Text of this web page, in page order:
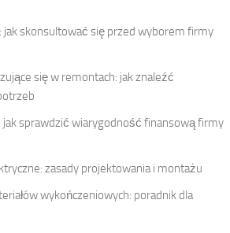
jak skonsultować się przed wyborem firmy
się w remontach: jak znaleźć
sprawdzić wiarygodność finansową firmy
zasady projektowania i montażu
wykończeniowych: poradnik dla